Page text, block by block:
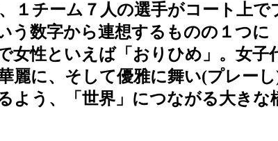
１チーム７人の選手がコート上で
う数字から連想するものの１つに
女性といえば「おりひめ」。女子
麗に、そして優雅に舞い(プレー
よう、「世界」につながる大きな